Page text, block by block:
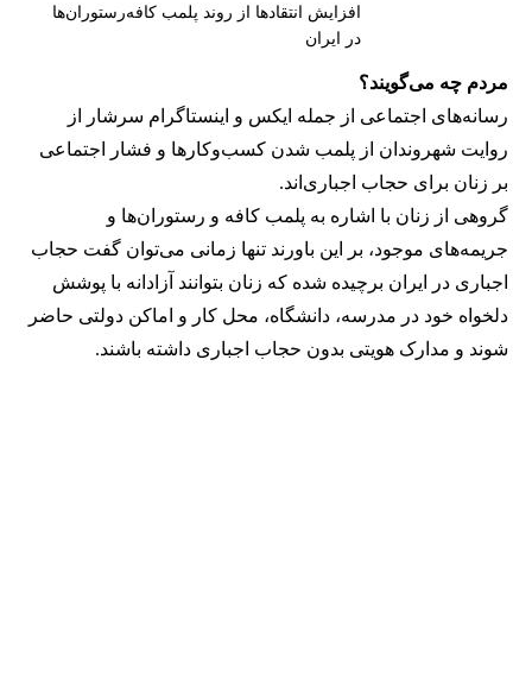
افزایش انتقادها از روند پلمب کافه‌رستوران‌ها
در ایران
مردم چه می‌گویند؟
رسانه‎‌های اجتماعی از جمله ایکس و اینستاگرام سرشار از
روایت شهروندان از پلمب شدن کسب‌وکارها و فشار اجتماعی
بر زنان برای حجاب اجباری‌اند.
گروهی از زنان با اشاره به پلمب کافه و رستوران‌ها و
جریمه‌های موجود، بر این باورند تنها زمانی می‌توان گفت حجاب
اجباری در ایران برچیده شده که زنان بتوانند آزادانه با پوشش
دلخواه خود در مدرسه، دانشگاه، محل کار و اماکن دولتی حاضر
شوند و مدارک هویتی بدون حجاب اجباری داشته باشند.